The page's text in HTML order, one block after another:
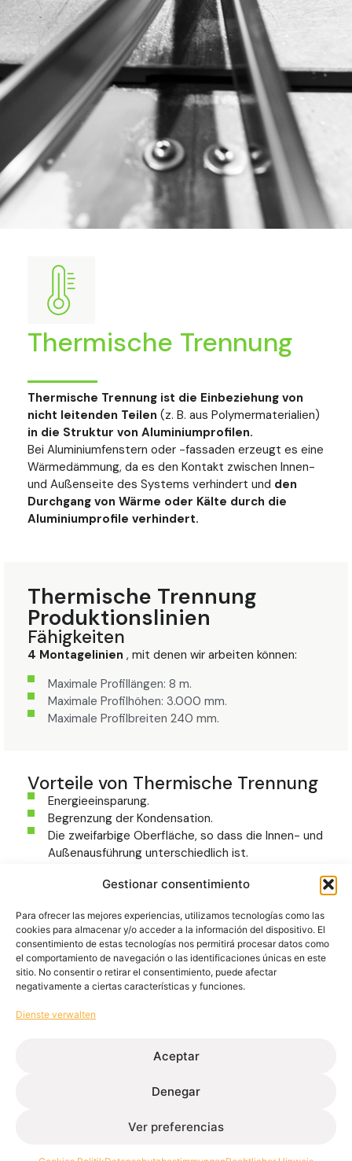
Gestionar consentimiento
Para ofrecer las mejores experiencias, utilizamos tecnologías como las
cookies para almacenar y/o acceder a la información del dispositivo. El
consentimiento de estas tecnologías nos permitirá procesar datos como
el comportamiento de navegación o las identificaciones únicas en este
sitio. No consentir o retirar el consentimiento, puede afectar
negativamente a ciertas características y funciones.
Dienste verwalten
Aceptar
Denegar
Ver preferencias
Thermische Trennung
Thermische Trennung ist die Einbeziehung von
nicht leitenden Teilen (z. B. aus Polymermaterialien)
in die Struktur von Aluminiumprofilen.
Bei Aluminiumfenstern oder -fassaden erzeugt es eine
Wärmedämmung, da es den Kontakt zwischen Innen-
und Außenseite des Systems verhindert und den
Durchgang von Wärme oder Kälte durch die
Aluminiumprofile verhindert.
Thermische Trennung
Produktionslinien
Fähigkeiten
4 Montagelinien , mit denen wir arbeiten können:
Maximale Profillängen: 8 m.
Maximale Profilhöhen: 3.000 mm.
Maximale Profilbreiten 240 mm.
Vorteile von Thermische Trennung
Energieeinsparung.
Begrenzung der Kondensation.
Die zweifarbige Oberfläche, so dass die Innen- und
Außenausführung unterschiedlich ist.
Polyamid-Service für Ihr
Projekt
Extrugasa bietetden Polyamid-Service für Ihr Bau-
oder Industrieprojekt an.Sobald das Projekt vom
Kunden und dem technischen Büro genehmigt wurde,
wird der Auftrag erteilt, der in Zusammenarbeit mit